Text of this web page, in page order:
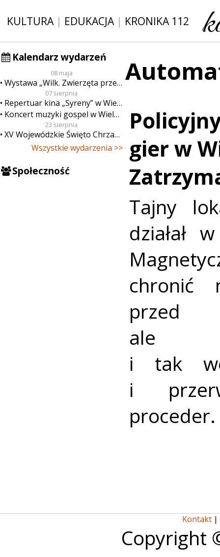
KULTURA| EDUKACJA| KRONIKA 112
Kalendarz wydarzeń
08 maja
Wystawa „Wilk. Zwierzęta przeklęte”
07 sierpnia
Repertuar kina „Syreny” w Wieluniu w dn. od 7 do 13 sierpnia
Koncert muzyki gospel w Wieluniu
23 sierpnia
XV Wojewódzkie Święto Chrzanu
Wszystkie wydarzenia >>
Społeczność
gier w
Tajny
działał
chronić
ale
i tak
i
proceder.
Kontakt |
Copyright